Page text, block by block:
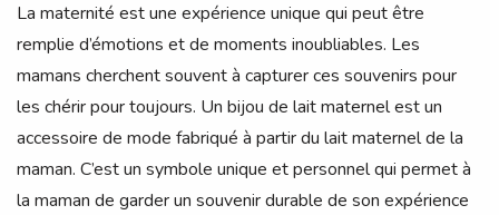
La maternité est une expérience unique qui peut être
remplie d’émotions et de moments inoubliables. Les
mamans cherchent souvent à capturer ces souvenirs pour
les chérir pour toujours. Un bijou de lait maternel est un
accessoire de mode fabriqué à partir du lait maternel de la
maman. C’est un symbole unique et personnel qui permet à
la maman de garder un souvenir durable de son expérience